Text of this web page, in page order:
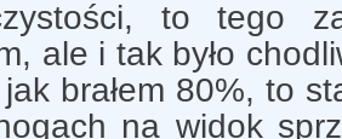
to tego
ale i tak było
jak brałem 80%, to
na widok